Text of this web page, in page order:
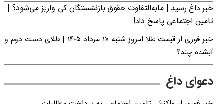
خبر داغ رسید | مابه‌التفاوت حقوق بازنشستگان کی واریز می‌شود؟ |
تامین اجتماعی پاسخ داد!
خبر فوری از قیمت طلا امروز شنبه ۱۷ مرداد ۱۴۰۵ | طلای دست دوم و
آبشده چند؟
دعوای داغ